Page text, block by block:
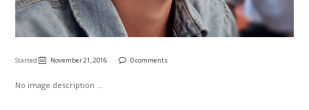
Started November 21, 2016 0 comments
No image description ...